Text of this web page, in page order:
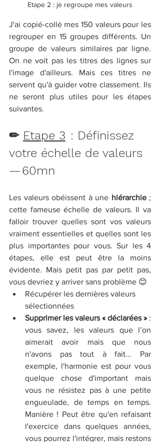
Etape 2 : je regroupe mes valeurs
J'ai copié-collé mes 150 valeurs pour les
regrouper en 15 groupes différents. Un
groupe de valeurs similaires par ligne.
On ne voit pas les titres des lignes sur
l'image d'ailleurs. Mais ces titres ne
servent qu'à guider votre classement. Ils
ne seront plus utiles pour les étapes
suivantes.
✏ Etape 3 : Définissez
votre échelle de valeurs
— 60mn
Les valeurs obéissent à une hiérarchie ;
cette fameuse échelle de valeurs. Il va
falloir trouver quelles sont vos valeurs
vraiment essentielles et quelles sont les
plus importantes pour vous. Sur les 4
étapes, elle est peut être la moins
évidente. Mais petit pas par petit pas,
vous devriez y arriver sans problème 😊
Récupérer les dernières valeurs
sélectionnées
Supprimer les valeurs « déclarées » :
vous savez, les valeurs que l’on
aimerait avoir mais que nous
n'avons pas tout à fait... Par
exemple, l'harmonie est pour vous
quelque chose d'important mais
vous ne résistez pas à une petite
engueulade, de temps en temps.
Manière ! Peut être qu'en refaisant
l'exercice dans quelques années,
vous pourrez l'intégrer, mais restons